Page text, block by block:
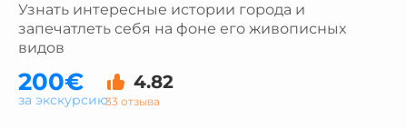
Узнать интересные истории города и
запечатлеть себя на фоне его живописных
видов
200€ 4.82
33 отзыва
за экскурсию